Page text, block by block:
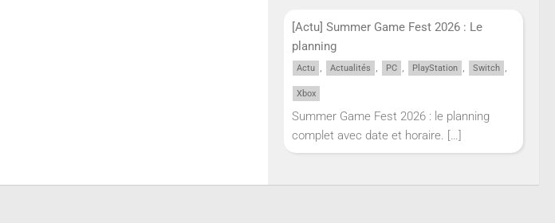
[Actu] Summer Game Fest 2026 : Le
planning
Actu , Actualités , PC , PlayStation , Switch ,
Xbox
Summer Game Fest 2026 : le planning
complet avec date et horaire. […]